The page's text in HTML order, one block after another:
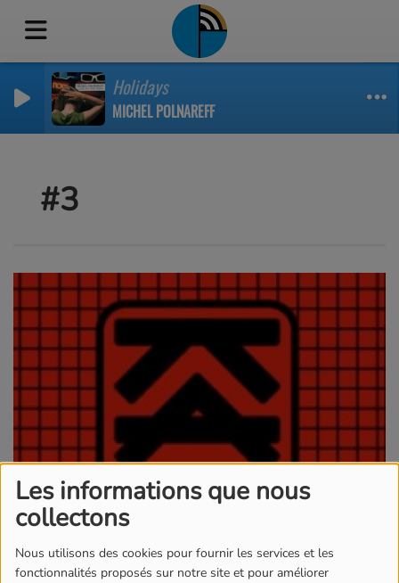
Les informations que nous
collectons
Nous utilisons des cookies pour fournir les services et les
fonctionnalités proposés sur notre site et pour améliorer
Holidays
MICHEL POLNAREFF
#3